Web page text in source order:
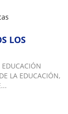
LOS
LA EDUCACIÓN,